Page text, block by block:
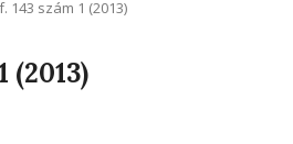
143 szám 1 (2013)
(2013)